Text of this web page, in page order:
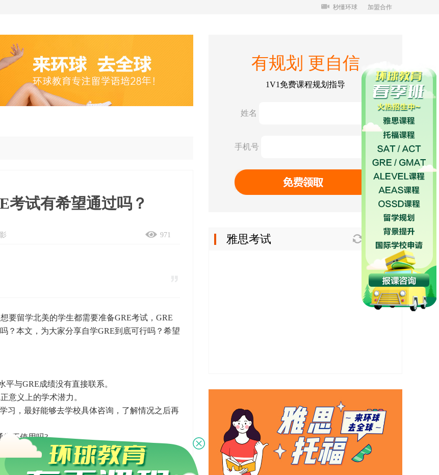
秒懂环球 加盟合作
考试有希望通过吗？
971
留学北美的学生都需要准备GRE考试，GRE
？本文，为大家分享自学GRE到底可行吗？希望
与GRE成绩没有直接联系。
义上的学术潜力。
，最好能够去学校具体咨询，了解情况之后再
不使用吗?
取消了类比的反义词，简单词汇记忆对分数的
使用和精准意义。同时在填补空白的同时，也加
有规划 更自信
1V1免费课程规划指导
雅思考试